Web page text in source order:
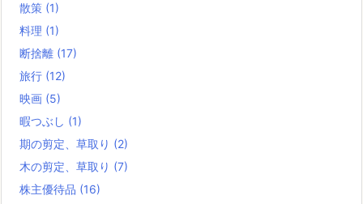
散策 (1)
料理 (1)
断捨離 (17)
旅行 (12)
映画 (5)
暇つぶし (1)
期の剪定、草取り (2)
木の剪定、草取り (7)
株主優待品 (16)